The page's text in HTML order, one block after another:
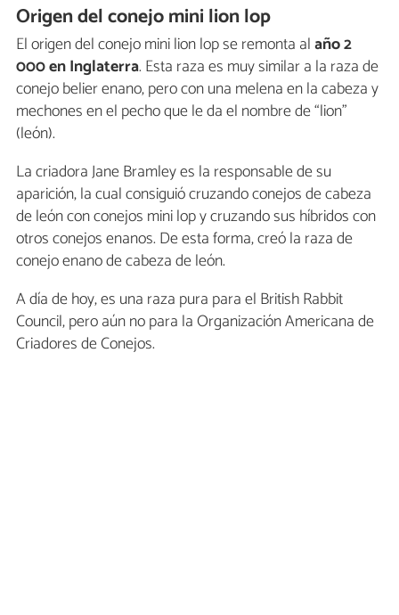
Origen del conejo mini lion lop
El origen del conejo mini lion lop se remonta alaño 2
000 en Inglaterra. Esta raza es muy similar a la raza de
conejo belier enano, pero con una melena en la cabeza y
mechones en el pecho que le da el nombre de “lion”
(león).
La criadora Jane Bramley es la responsable de su
aparición, la cual consiguió cruzando conejos de cabeza
de león con conejos mini lop y cruzando sus híbridos con
otros conejos enanos. De esta forma, creó la raza de
conejo enano de cabeza de león.
A día de hoy, es una raza pura para el British Rabbit
Council, pero aún no para la Organización Americana de
Criadores de Conejos.